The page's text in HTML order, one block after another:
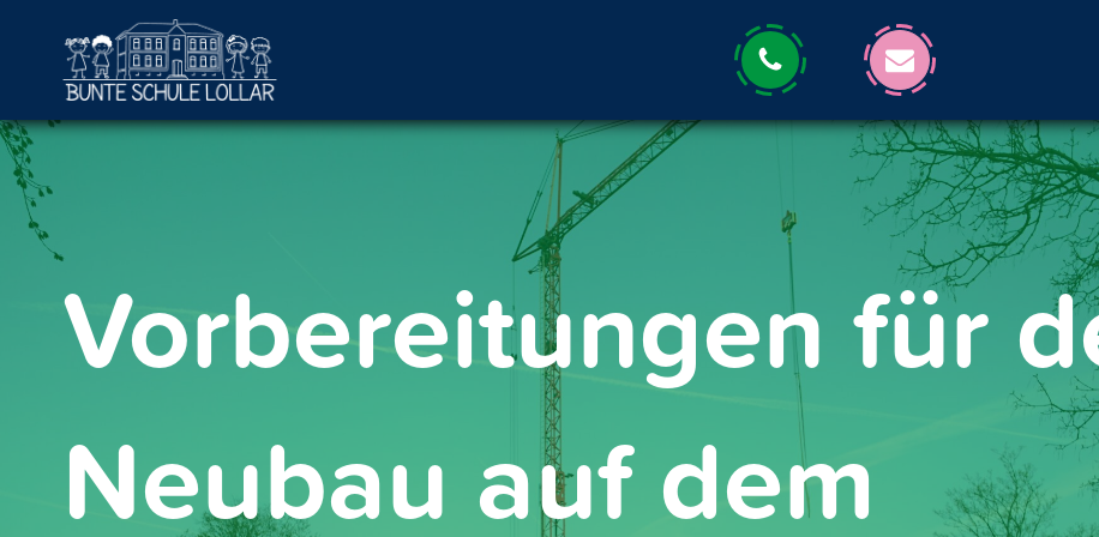
Vorbereitungen für
Neubau auf dem